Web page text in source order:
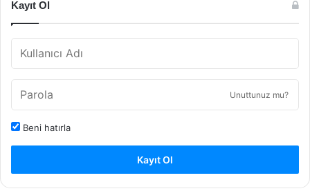
Kayıt Ol
Unuttunuz mu?
Beni hatırla
Kayıt Ol